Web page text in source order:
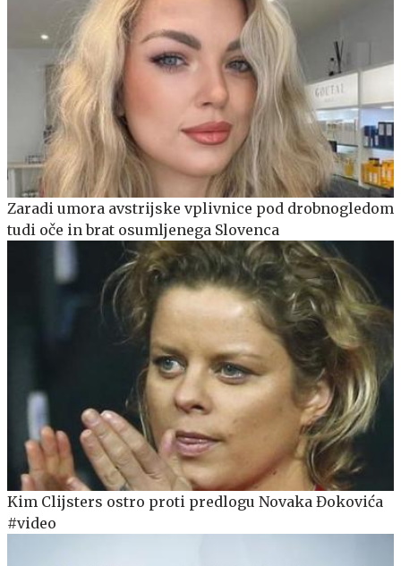
Zaradi umora avstrijske vplivnice pod drobnogledom
tudi oče in brat osumljenega Slovenca
Kim Clijsters ostro proti predlogu Novaka Đokovića
#video